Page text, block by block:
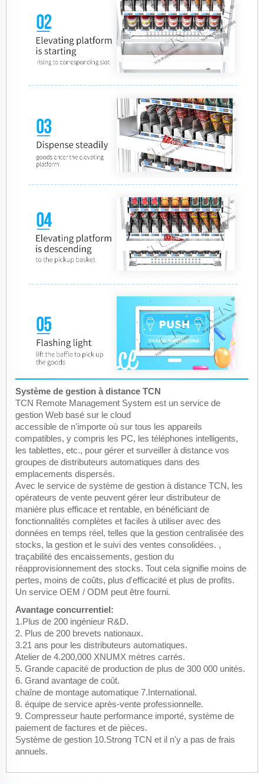
Système de gestion à distance TCN
TCN Remote Management System est un service de
gestion Web basé sur le cloud
accessible de n'importe où sur tous les appareils
compatibles, y compris les PC, les téléphones intelligents,
les tablettes, etc., pour gérer et surveiller à distance vos
groupes de distributeurs automatiques dans des
emplacements dispersés.
Avec le service de système de gestion à distance TCN, les
opérateurs de vente peuvent gérer leur distributeur de
manière plus efficace et rentable, en bénéficiant de
fonctionnalités complètes et faciles à utiliser avec des
données en temps réel, telles que la gestion centralisée des
stocks, la gestion et le suivi des ventes consolidées. ,
traçabilité des encaissements, gestion du
réapprovisionnement des stocks. Tout cela signifie moins de
pertes, moins de coûts, plus d'efficacité et plus de profits.
Un service OEM / ODM peut être fourni.
Avantage concurrentiel:
1.Plus de 200 ingénieur R&D.
2. Plus de 200 brevets nationaux.
3.21 ans pour les distributeurs automatiques.
Atelier de 4.200,000 XNUMX mètres carrés.
5. Grande capacité de production de plus de 300 000 unités.
6. Grand avantage de coût.
chaîne de montage automatique 7.International.
8. équipe de service après-vente professionnelle.
9. Compresseur haute performance importé, système de
paiement de factures et de pièces.
Système de gestion 10.Strong TCN et il n'y a pas de frais
annuels.